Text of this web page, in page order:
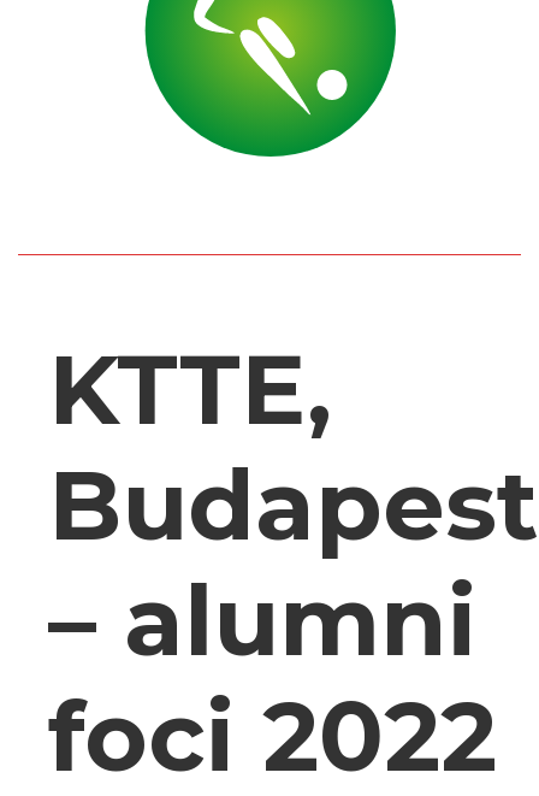
KTTE,
Budapest
– alumni
foci 2022